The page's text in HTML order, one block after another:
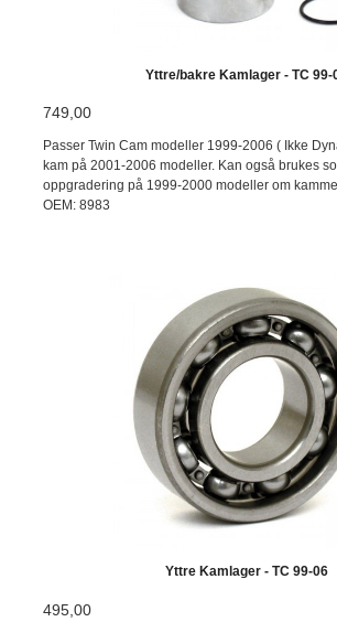
Yttre/bakre Kamlager - TC 99-
749,00
Passer Twin Cam modeller 1999-2006 ( Ikke
kam på 2001-2006 modeller. Kan også brukes
oppgradering på 1999-2000 modeller om
OEM: 8983
Yttre Kamlager - TC 99-06
495,00